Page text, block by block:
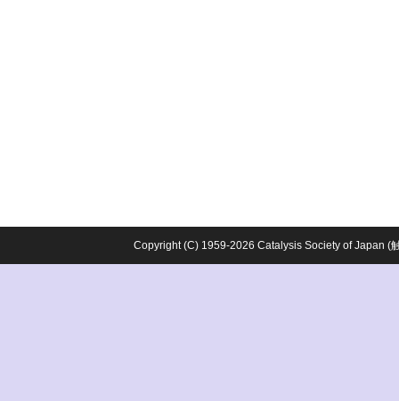
Copyright (C) 1959-2026 Catalysis Society of Japan (